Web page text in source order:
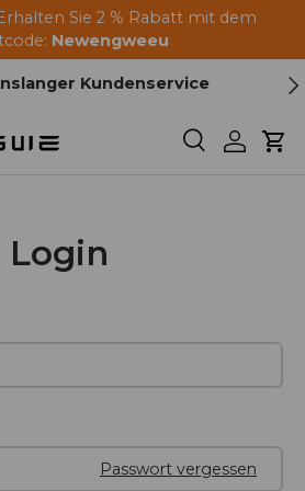
Sie 2 % Rabatt mit dem
Newengweeu
Kundenservice
Suchen
Login
Passwort vergessen